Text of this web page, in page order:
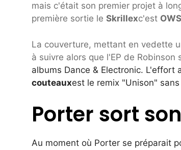
mais c'était son premier projet à
première sortie le Skrillexc'est
La couverture, mettant en vedette
à suivre alors que l'EP de Robinson
albums Dance & Electronic. L'effort
couteauxest le remix "Unison"
Porter sort
Au moment où Porter se préparait